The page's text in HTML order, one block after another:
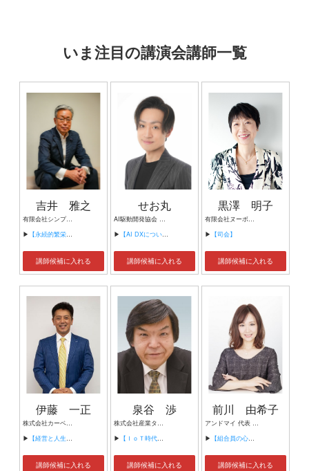
いま注目の講演会講師一覧
吉井 雅之
有限会社シンプルタスク 代表取締役 習慣形成コンサルタント
▶ 【永続的繁栄の組織づくり】
講師候補に入れる
せお丸
AI駆動開発協会 代表理事 サイバーフリークス株式会社 代表取締役
▶ 【AI DXについて】
講師候補に入れる
黒澤 明子
有限会社ヌーボヌール代表取締役
▶ 【司会】
講師候補に入れる
伊藤 一正
株式会社カーベル代表取締役社長 プロレスラーカーベル伊藤
▶ 【経営と人生がHappyになる3つのキーワード】
講師候補に入れる
泉谷 渉
株式会社産業タイムズ社 代表取締役会長 半導体産業新聞 特別編集委員
▶ 【ＩｏＴ時代にニッポンの製造業が一気に抜け出す！！ ～世界トップシェアのセンサーとロボットで戦え！】
講師候補に入れる
前川 由希子
アンドマイ 代表 組織活性化コンサルタント
▶ 【組合員の心をぐっと掴むコミュニケーション術～組合員が「あなたが言うなら」と動き出す３ステップ～】
講師候補に入れる